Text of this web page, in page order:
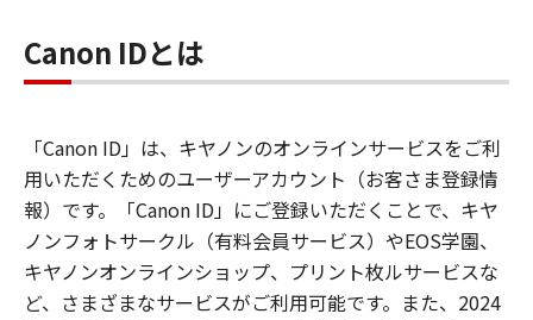
Canon IDとは
「Canon ID」は、キヤノンのオンラインサービスをご利
用いただくためのユーザーアカウント（お客さま登録情
報）です。「Canon ID」にご登録いただくことで、キヤ
ノンフォトサークル（有料会員サービス）やEOS学園、
キヤノンオンラインショップ、プリント枚ルサービスな
ど、さまざまなサービスがご利用可能です。また、2024